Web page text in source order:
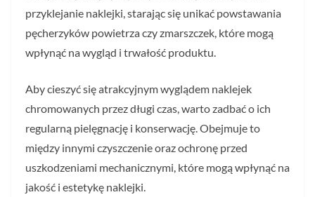
przyklejanie naklejki, starając się unikać powstawania
pęcherzyków powietrza czy zmarszczek, które mogą
wpłynąć na wygląd i trwałość produktu.
Aby cieszyć się atrakcyjnym wyglądem naklejek
chromowanych przez długi czas, warto zadbać o ich
regularną pielęgnację i konserwację. Obejmuje to
między innymi czyszczenie oraz ochronę przed
uszkodzeniami mechanicznymi, które mogą wpłynąć na
jakość i estetykę naklejki.